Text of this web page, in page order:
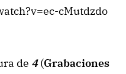
cMutdzdo
de 4(Grabaciones